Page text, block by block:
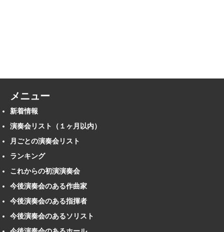
メニュー
新着情報
演奏会リスト（１ヶ月以内）
月ごとの演奏会リスト
ランキング
これからの初演演奏会
今後演奏会のある作曲家
今後演奏会のある指揮者
今後演奏会のあるソリスト